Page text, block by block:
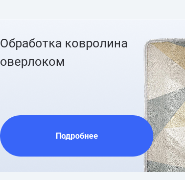
Обработка ковролина
оверлоком
Подробнее